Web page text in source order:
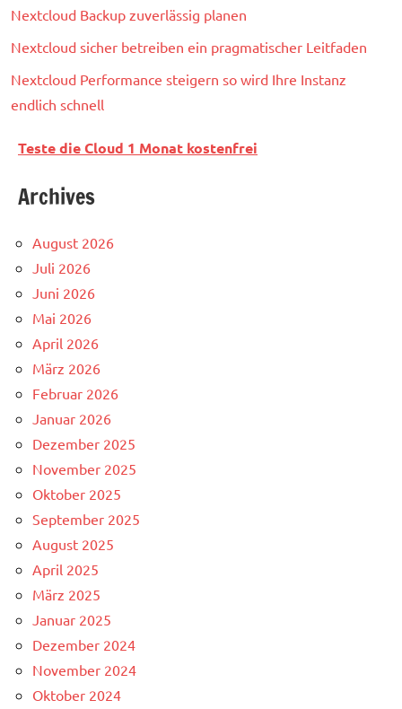
Nextcloud Backup zuverlässig planen
Nextcloud sicher betreiben ein pragmatischer Leitfaden
Nextcloud Performance steigern so wird Ihre Instanz
endlich schnell
Teste die Cloud 1 Monat kostenfrei
Archives
August 2026
Juli 2026
Juni 2026
Mai 2026
April 2026
März 2026
Februar 2026
Januar 2026
Dezember 2025
November 2025
Oktober 2025
September 2025
August 2025
April 2025
März 2025
Januar 2025
Dezember 2024
November 2024
Oktober 2024